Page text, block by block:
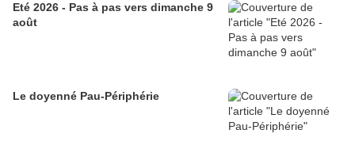
Eté 2026 - Pas à pas vers dimanche 9
août
Le doyenné Pau-Périphérie